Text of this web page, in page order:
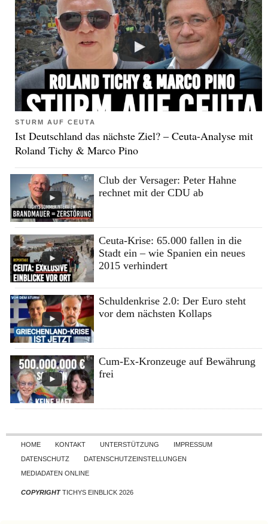
STURM AUF CEUTA
Ist Deutschland das nächste Ziel? – Ceuta-Analyse mit
Roland Tichy & Marco Pino
Club der Versager: Peter Hahne
rechnet mit der CDU ab
Ceuta-Krise: 65.000 fallen in die
Stadt ein – wie Spanien ein neues
2015 verhindert
Schuldenkrise 2.0: Der Euro steht
vor dem nächsten Kollaps
Cum-Ex-Kronzeuge auf Bewährung
frei
Skip to content
HOME KONTAKT UNTERSTÜTZUNG
IMPRESSUM
DATENSCHUTZ
DATENSCHUTZEINSTELLUNGEN
MEDIADATEN ONLINE
COPYRIGHTTICHYS EINBLICK 2026